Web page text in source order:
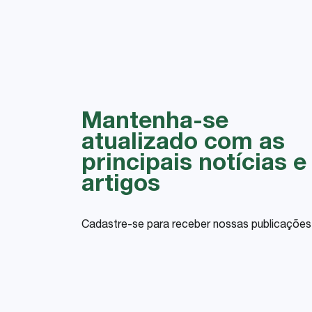
Mantenha-se
atualizado com as
principais notícias e
artigos
Cadastre-se para receber nossas